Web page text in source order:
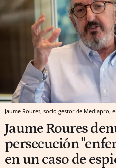
Jaume Roures, socio gestor de Mediapro,
Jaume Roures
persecución
en un caso de